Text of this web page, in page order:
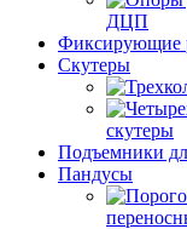
ДЦП
Фиксирующие
Скутеры
скутеры
Подъемники
Пандусы